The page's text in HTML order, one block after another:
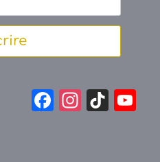
F
In Ti